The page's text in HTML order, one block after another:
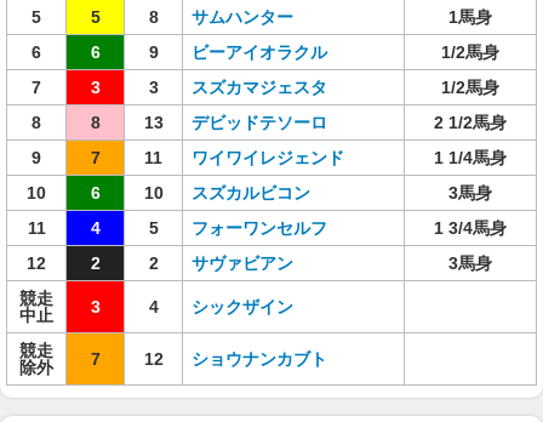
5
5 8 サムハンター
1馬身
6
6 9 ビーアイオラクル
1/2馬身
7
3 3 スズカマジェスタ
1/2馬身
8
8 13 デビッドテソーロ
2 1/2馬身
9
7 11 ワイワイレジェンド
1 1/4馬身
10
6 10 スズカルビコン
3馬身
11
4 5 フォーワンセルフ
1 3/4馬身
12
2 2 サヴァビアン
3馬身
競走
中止
3 4 シックザイン
競走
除外
7 12 ショウナンカブト